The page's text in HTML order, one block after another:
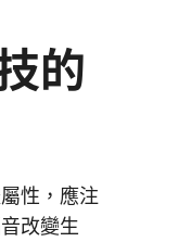
的
性，應注
改變生